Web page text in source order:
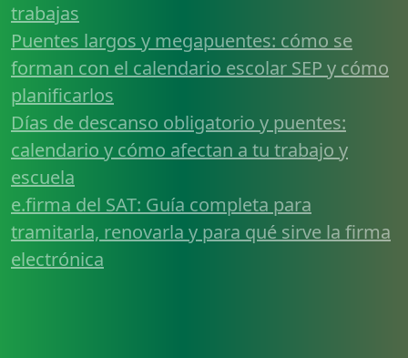
trabajas
Puentes largos y megapuentes: cómo se
forman con el calendario escolar SEP y cómo
planificarlos
Días de descanso obligatorio y puentes:
calendario y cómo afectan a tu trabajo y
escuela
e.firma del SAT: Guía completa para
tramitarla, renovarla y para qué sirve la firma
electrónica